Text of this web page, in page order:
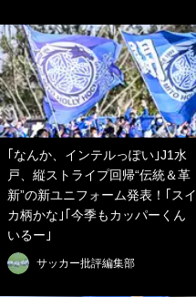
｢なんか、インテルっぽい｣J1水
戸、縦ストライプ回帰“伝統＆革
新”の新ユニフォーム発表！｢スイ
カ柄かな｣｢今季もカッパーくん
いるー｣
サッカー批評編集部